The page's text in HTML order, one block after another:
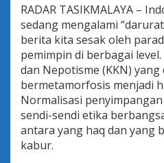
a
n
u
l
a
n
g
b
a
g
RADAR TASIKMALAYA –
sedang mengalami
berita kita sesak oleh
pemimpin di berbagai
dan Nepotisme (KKN)
bermetamorfosis menjadi
Normalisasi
sendi-sendi etika
antara yang haq dan yang
kabur.